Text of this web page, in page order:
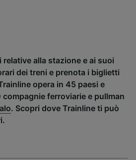
alla stazione e ai suoi
dei treni e prenota i biglietti
opera in 45 paesi e
ferroviarie e pullman
. Scopri dove Trainline ti può